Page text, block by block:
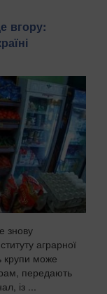
вгору:
знову
аграрної
крупи може
передають
із ...